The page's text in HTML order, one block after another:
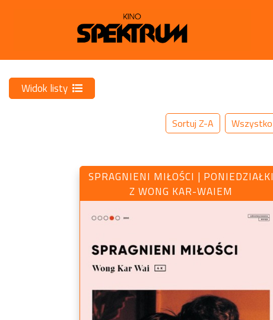
Widok listy
Sortuj Z-A Wszystko
SPRAGNIENI MIŁOŚCI | PONIEDZIAŁKI
Z WONG KAR-WAIEM